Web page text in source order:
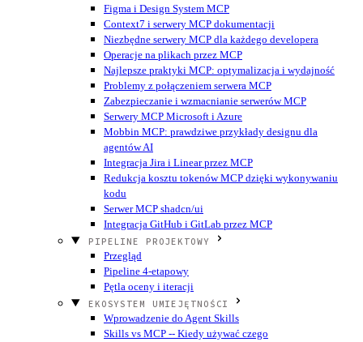
Figma i Design System MCP
Context7 i serwery MCP dokumentacji
Niezbędne serwery MCP dla każdego developera
Operacje na plikach przez MCP
Najlepsze praktyki MCP: optymalizacja i wydajność
Problemy z połączeniem serwera MCP
Zabezpieczanie i wzmacnianie serwerów MCP
Serwery MCP Microsoft i Azure
Mobbin MCP: prawdziwe przykłady designu dla
agentów AI
Integracja Jira i Linear przez MCP
Redukcja kosztu tokenów MCP dzięki wykonywaniu
kodu
Serwer MCP shadcn/ui
Integracja GitHub i GitLab przez MCP
PIPELINE PROJEKTOWY
Przegląd
Pipeline 4-etapowy
Pętla oceny i iteracji
EKOSYSTEM UMIEJĘTNOŚCI
Wprowadzenie do Agent Skills
Skills vs MCP -- Kiedy używać czego